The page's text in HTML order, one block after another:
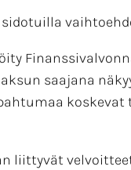
saajana
liittyvät